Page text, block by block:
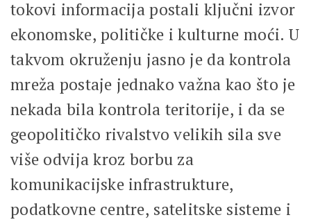
tokovi informacija postali ključni izvor
ekonomske, političke i kulturne moći. U
takvom okruženju jasno je da kontrola
mreža postaje jednako važna kao što je
nekada bila kontrola teritorije, i da se
geopolitičko rivalstvo velikih sila sve
više odvija kroz borbu za
komunikacijske infrastrukture,
podatkovne centre, satelitske sisteme i